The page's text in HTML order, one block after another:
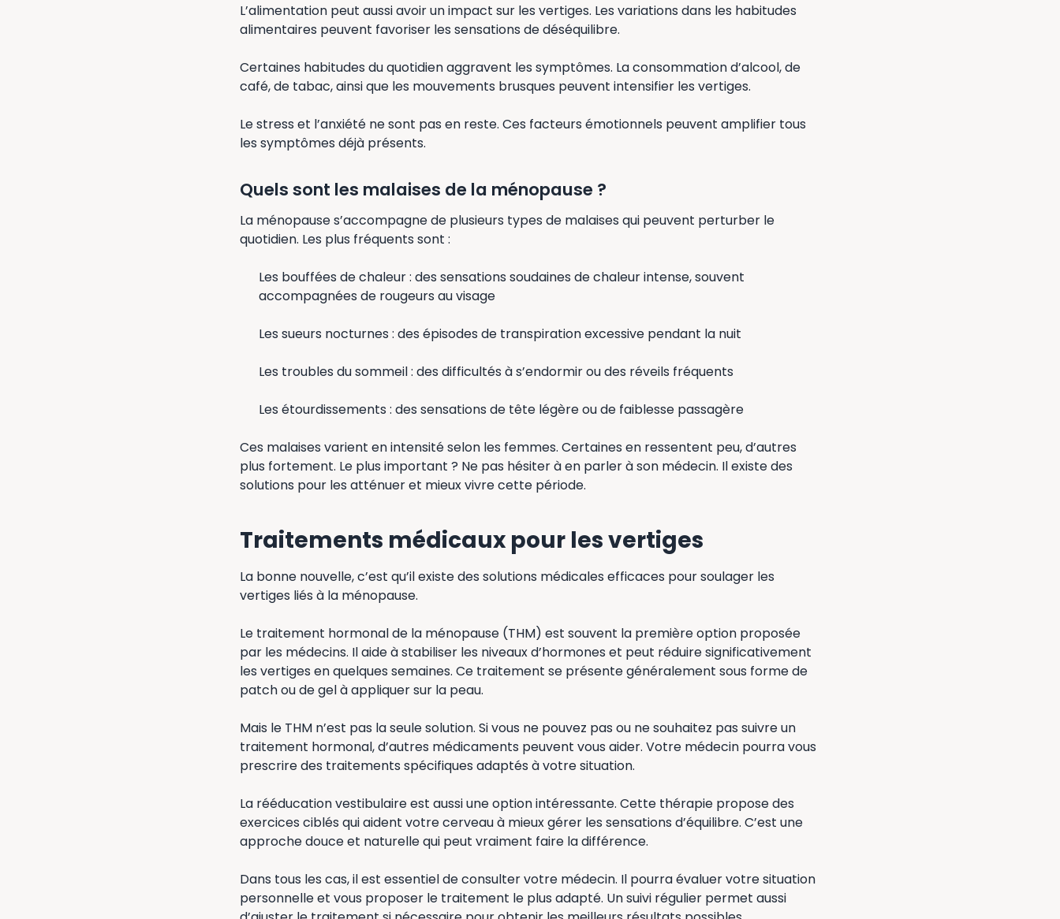
L’alimentation peut aussi avoir un impact sur les vertiges. Les variations dans les habitudes
alimentaires peuvent favoriser les sensations de déséquilibre.
Certaines habitudes du quotidien aggravent les symptômes. La consommation d’alcool, de
café, de tabac, ainsi que les mouvements brusques peuvent intensifier les vertiges.
Le stress et l’anxiété ne sont pas en reste. Ces facteurs émotionnels peuvent amplifier tous
les symptômes déjà présents.
Quels sont les malaises de la ménopause ?
La ménopause s’accompagne de plusieurs types de malaises qui peuvent perturber le
quotidien. Les plus fréquents sont :
Les bouffées de chaleur : des sensations soudaines de chaleur intense, souvent
accompagnées de rougeurs au visage
Les sueurs nocturnes : des épisodes de transpiration excessive pendant la nuit
Les troubles du sommeil : des difficultés à s’endormir ou des réveils fréquents
Les étourdissements : des sensations de tête légère ou de faiblesse passagère
Ces malaises varient en intensité selon les femmes. Certaines en ressentent peu, d’autres
plus fortement. Le plus important ? Ne pas hésiter à en parler à son médecin. Il existe des
solutions pour les atténuer et mieux vivre cette période.
Traitements médicaux pour les vertiges
La bonne nouvelle, c’est qu’il existe des solutions médicales efficaces pour soulager les
vertiges liés à la ménopause.
Le traitement hormonal de la ménopause (THM) est souvent la première option proposée
par les médecins. Il aide à stabiliser les niveaux d’hormones et peut réduire significativement
les vertiges en quelques semaines. Ce traitement se présente généralement sous forme de
patch ou de gel à appliquer sur la peau.
Mais le THM n’est pas la seule solution. Si vous ne pouvez pas ou ne souhaitez pas suivre un
traitement hormonal, d’autres médicaments peuvent vous aider. Votre médecin pourra vous
prescrire des traitements spécifiques adaptés à votre situation.
La rééducation vestibulaire est aussi une option intéressante. Cette thérapie propose des
exercices ciblés qui aident votre cerveau à mieux gérer les sensations d’équilibre. C’est une
approche douce et naturelle qui peut vraiment faire la différence.
Dans tous les cas, il est essentiel de consulter votre médecin. Il pourra évaluer votre situation
personnelle et vous proposer le traitement le plus adapté. Un suivi régulier permet aussi